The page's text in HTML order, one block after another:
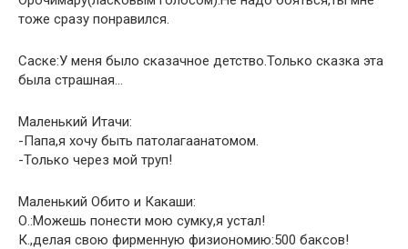
тоже сразу понравился.
Саске:У меня было сказачное детство.Только сказка эта
была страшная…
Маленький Итачи:
-Папа,я хочу быть патолагаанатомом.
-Только через мой труп!
Маленький Обито и Какаши:
О.:Можешь понести мою сумку,я устал!
К.,делая свою фирменную физиономию:500 баксов!